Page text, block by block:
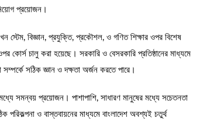
প্রয়োজন।
স্টেম, বিজ্ঞান, প্রযুক্তি, প্রকৌশল, ও গণিত শিক্ষার ওপর বিশেষ
কোর্স চালু করা হয়েছে। সরকারি ও বেসরকারি প্রতিষ্ঠানের মাধ্যমে
সঠিক জ্ঞান ও দক্ষতা অর্জন করতে পারে।
মধ্যে সমন্বয় প্রয়োজন। পাশাপাশি, সাধারণ মানুষের মধ্যে সচেতনতা
ও বাস্তবায়নের মাধ্যমে বাংলাদেশ অবশ্যই চতুর্থ